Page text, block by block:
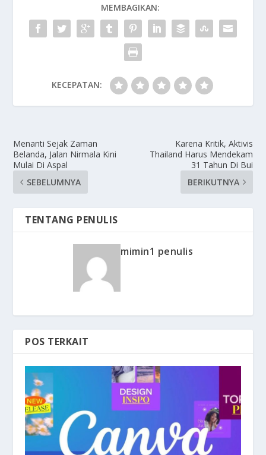
MEMBAGIKAN:
KECEPATAN:
Menanti Sejak Zaman
Belanda, Jalan Nirmala Kini
Mulai Di Aspal
SEBELUMNYA
Karena Kritik, Aktivis
Thailand Harus Mendekam
31 Tahun Di Bui
BERIKUTNYA
TENTANG PENULIS
mimin1 penulis
POS TERKAIT